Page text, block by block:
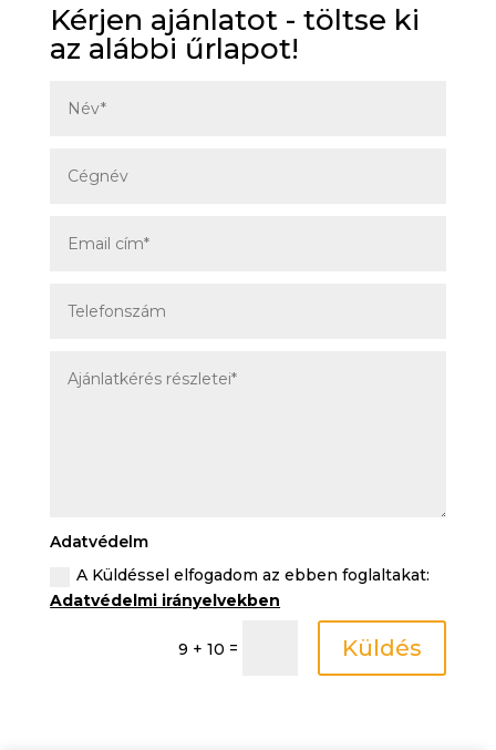
Kérjen ajánlatot - töltse ki
az alábbi űrlapot!
Adatvédelm
A Küldéssel elfogadom az ebben foglaltakat:
Adatvédelmi irányelvekben
9 + 10 = Küldés